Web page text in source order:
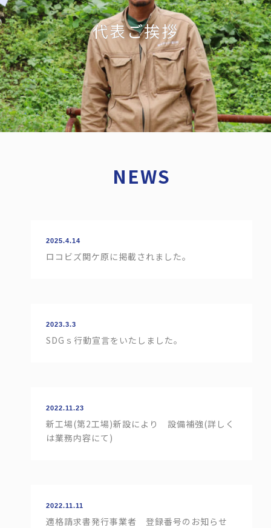
代表ご挨拶
NEWS
2025.4.14
ロコビズ関ケ原に掲載されました。
2023.3.3
SDGｓ行動宣言をいたしました。
2022.11.23
新工場(第2工場)新設により 設備補強(詳しく
は業務内容にて)
2022.11.11
適格請求書発行事業者 登録番号のお知らせ